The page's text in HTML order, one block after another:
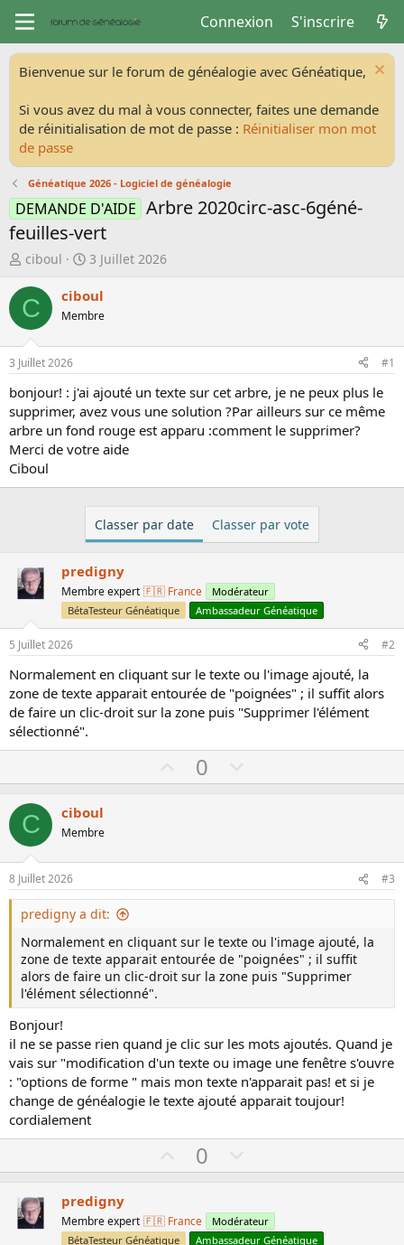
Connexion S'inscrire
Bienvenue sur le forum de généalogie avec Généatique,
Si vous avez du mal à vous connecter, faites une demande
de réinitialisation de mot de passe : Réinitialiser mon mot
de passe
Généatique 2026 - Logiciel de généalogie
DEMANDE D'AIDE Arbre 2020circ-asc-6géné-
feuilles-vert
A
t
e
u
r
d
e
l
a
d
i
s
o
n
ciboul
D
t
e
e
é
b
u
t
3 Juillet 2026
C ciboul
Membre
3 Juillet 2026 #1
bonjour! : j'ai ajouté un texte sur cet arbre, je ne peux plus le
supprimer, avez vous une solution ?Par ailleurs sur ce même
arbre un fond rouge est apparu :comment le supprimer?
Merci de votre aide
Ciboul
Classer par date Classer par vote
predigny
Membre expert 🇫🇷 France
Modérateur
BétaTesteur Généatique
Ambassadeur Généatique
5 Juillet 2026 #2
Normalement en cliquant sur le texte ou l'image ajouté, la
zone de texte apparait entourée de "poignées" ; il suffit alors
de faire un clic-droit sur la zone puis "Supprimer l'élément
sélectionné".
U
p
0
o
t
C ciboul
Membre
8 Juillet 2026 #3
predigny a dit:
Normalement en cliquant sur le texte ou l'image ajouté, la
zone de texte apparait entourée de "poignées" ; il suffit
alors de faire un clic-droit sur la zone puis "Supprimer
l'élément sélectionné".
Bonjour!
il ne se passe rien quand je clic sur les mots ajoutés. Quand je
vais sur "modification d'un texte ou image une fenêtre s'ouvre
: "options de forme " mais mon texte n'apparait pas! et si je
change de généalogie le texte ajouté apparait toujour!
cordialement
U
p
o
0
o
n
predigny
Membre expert 🇫🇷 France
Modérateur
BétaTesteur Généatique
Ambassadeur Généatique